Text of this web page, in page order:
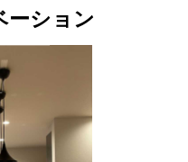
ーション